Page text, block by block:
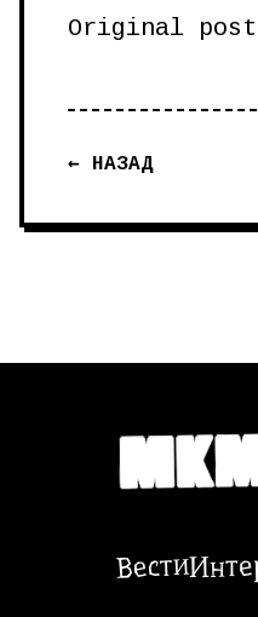
Original post
← НАЗАД
Вести